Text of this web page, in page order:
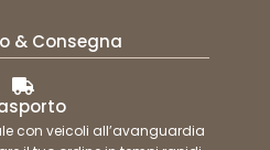
& Consegna
con veicoli all’avanguardia